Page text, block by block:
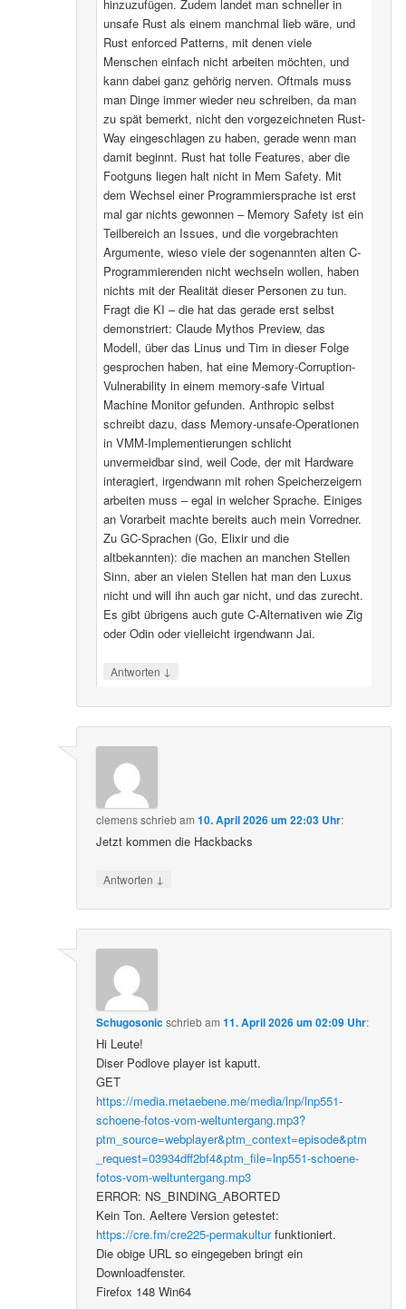
hinzuzufügen. Zudem landet man schneller in
unsafe Rust als einem manchmal lieb wäre, und
Rust enforced Patterns, mit denen viele
Menschen einfach nicht arbeiten möchten, und
kann dabei ganz gehörig nerven. Oftmals muss
man Dinge immer wieder neu schreiben, da man
zu spät bemerkt, nicht den vorgezeichneten Rust-
Way eingeschlagen zu haben, gerade wenn man
damit beginnt. Rust hat tolle Features, aber die
Footguns liegen halt nicht in Mem Safety. Mit
dem Wechsel einer Programmiersprache ist erst
mal gar nichts gewonnen – Memory Safety ist ein
Teilbereich an Issues, und die vorgebrachten
Argumente, wieso viele der sogenannten alten C-
Programmierenden nicht wechseln wollen, haben
nichts mit der Realität dieser Personen zu tun.
Fragt die KI – die hat das gerade erst selbst
demonstriert: Claude Mythos Preview, das
Modell, über das Linus und Tim in dieser Folge
gesprochen haben, hat eine Memory-Corruption-
Vulnerability in einem memory-safe Virtual
Machine Monitor gefunden. Anthropic selbst
schreibt dazu, dass Memory-unsafe-Operationen
in VMM-Implementierungen schlicht
unvermeidbar sind, weil Code, der mit Hardware
interagiert, irgendwann mit rohen Speicherzeigern
arbeiten muss – egal in welcher Sprache. Einiges
an Vorarbeit machte bereits auch mein Vorredner.
Zu GC-Sprachen (Go, Elixir und die
altbekannten): die machen an manchen Stellen
Sinn, aber an vielen Stellen hat man den Luxus
nicht und will ihn auch gar nicht, und das zurecht.
Es gibt übrigens auch gute C-Alternativen wie Zig
oder Odin oder vielleicht irgendwann Jai.
Antworten ↓
clemensschriebam10. April 2026 um 22:03 Uhr:
Jetzt kommen die Hackbacks
Antworten ↓
Schugosonicschriebam11. April 2026 um 02:09 Uhr:
Hi Leute!
Diser Podlove player ist kaputt.
GET
https://media.metaebene.me/media/lnp/lnp551-
schoene-fotos-vom-weltuntergang.mp3?
ptm_source=webplayer&ptm_context=episode&ptm
_request=03934dff2bf4&ptm_file=lnp551-schoene-
fotos-vom-weltuntergang.mp3
ERROR: NS_BINDING_ABORTED
Kein Ton. Aeltere Version getestet:
https://cre.fm/cre225-permakulturfunktioniert.
Die obige URL so eingegeben bringt ein
Downloadfenster.
Firefox 148 Win64